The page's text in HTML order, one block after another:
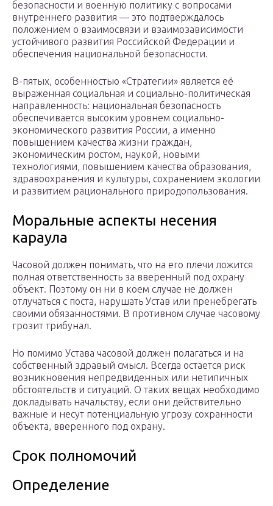
безопасности и военную политику с вопросами
внутреннего развития — это подтверждалось
положением о взаимосвязи и взаимозависимости
устойчивого развития Российской Федерации и
обеспечения национальной безопасности.
В-пятых, особенностью «Стратегии» является её
выраженная социальная и социально-политическая
направленность: национальная безопасность
обеспечивается высоким уровнем социально-
экономического развития России, а именно
повышением качества жизни граждан,
экономическим ростом, наукой, новыми
технологиями, повышением качества образования,
здравоохранения и культуры, сохранением экологии
и развитием рационального природопользования.
Моральные аспекты несения
караула
Часовой должен понимать, что на его плечи ложится
полная ответственность за вверенный под охрану
объект. Поэтому он ни в коем случае не должен
отлучаться с поста, нарушать Устав или пренебрегать
своими обязанностями. В противном случае часовому
грозит трибунал.
Но помимо Устава часовой должен полагаться и на
собственный здравый смысл. Всегда остается риск
возникновения непредвиденных или нетипичных
обстоятельств и ситуаций. О таких вещах необходимо
докладывать начальству, если они действительно
важные и несут потенциальную угрозу сохранности
объекта, вверенного под охрану.
Срок полномочий
Определение